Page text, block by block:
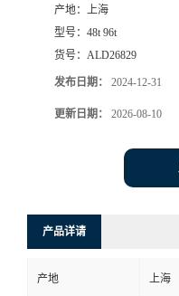
产地： 上海
型号： 48t 96t
货号： ALD26829
发布日期： 2024-12-31
更新日期： 2026-08-10
产品详请
产地 上海